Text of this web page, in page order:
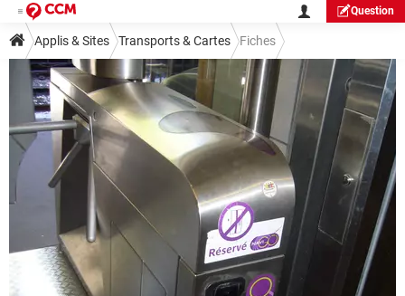
Question
Applis & Sites Transports & Cartes Fiches
Guide transports et cartes